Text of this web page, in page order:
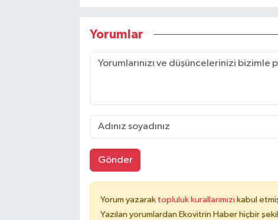
Yorumlar
Gönder
Yorum yazarak topluluk kurallarımızı kabul
Yazılan yorumlardan Ekovitrin Haber hiçbir